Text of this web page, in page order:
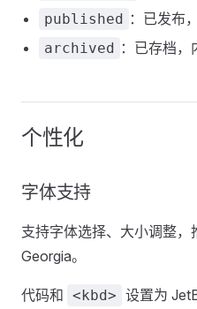
published ：已发布
archived ：已存档，
个性化
字体支持
支持字体选择、大小调整
Georgia。
代码和 <kbd> 设置为